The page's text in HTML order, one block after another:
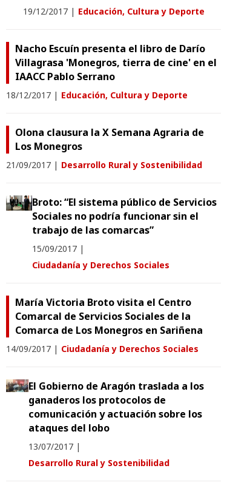
19/12/2017 | Educación, Cultura y Deporte
Nacho Escuín presenta el libro de Darío
Villagrasa 'Monegros, tierra de cine' en el
IAACC Pablo Serrano
18/12/2017 | Educación, Cultura y Deporte
Olona clausura la X Semana Agraria de
Los Monegros
21/09/2017 | Desarrollo Rural y Sostenibilidad
Broto: “El sistema público de Servicios
Sociales no podría funcionar sin el
trabajo de las comarcas”
15/09/2017 |
Ciudadanía y Derechos Sociales
María Victoria Broto visita el Centro
Comarcal de Servicios Sociales de la
Comarca de Los Monegros en Sariñena
14/09/2017 | Ciudadanía y Derechos Sociales
El Gobierno de Aragón traslada a los
ganaderos los protocolos de
comunicación y actuación sobre los
ataques del lobo
13/07/2017 |
Desarrollo Rural y Sostenibilidad